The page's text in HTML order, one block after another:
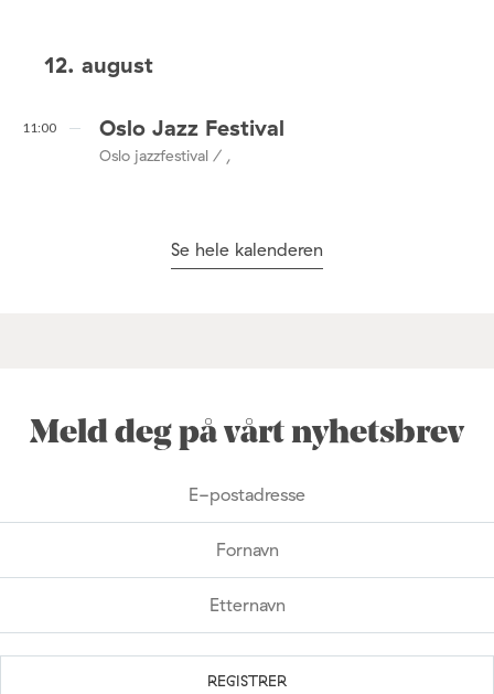
12. august
11:00 Oslo Jazz Festival
Oslo jazzfestival / ,
Se hele kalenderen
Meld deg på vårt nyhetsbrev